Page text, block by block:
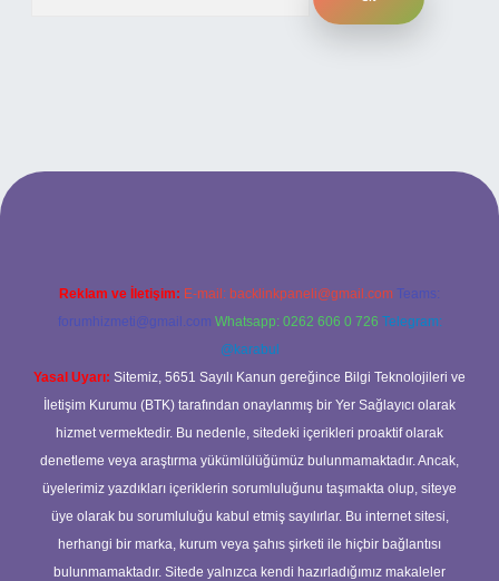
güncel giriş
Reklam ve İletişim: E-mail: backlinkpaneli@gmail.com Teams:
forumhizmeti@gmail.com Whatsapp: 0262 606 0 726 Telegram:
@karabul
Yasal Uyarı: Sitemiz, 5651 Sayılı Kanun gereğince Bilgi Teknolojileri ve
İletişim Kurumu (BTK) tarafından onaylanmış bir Yer Sağlayıcı olarak
hizmet vermektedir. Bu nedenle, sitedeki içerikleri proaktif olarak
denetleme veya araştırma yükümlülüğümüz bulunmamaktadır. Ancak,
üyelerimiz yazdıkları içeriklerin sorumluluğunu taşımakta olup, siteye
üye olarak bu sorumluluğu kabul etmiş sayılırlar. Bu internet sitesi,
herhangi bir marka, kurum veya şahıs şirketi ile hiçbir bağlantısı
bulunmamaktadır. Sitede yalnızca kendi hazırladığımız makaleler